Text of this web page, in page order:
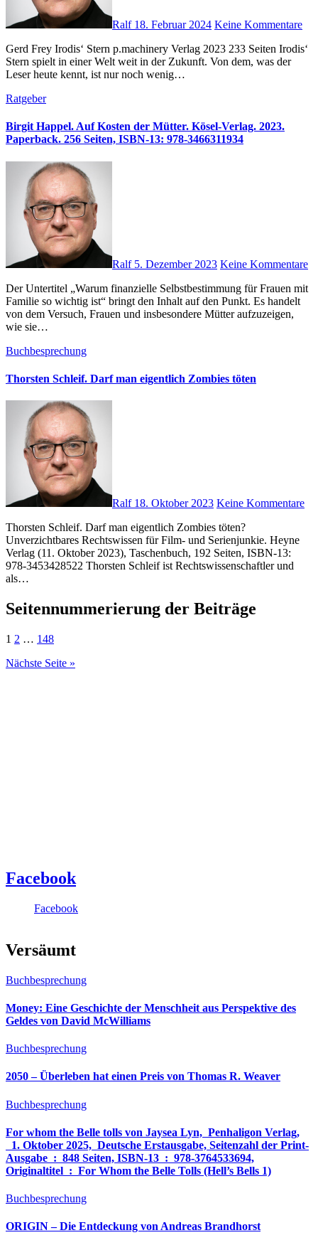
Ralf 18. Februar 2024 Keine Kommentare
Gerd Frey Irodis‘ Stern p.machinery Verlag 2023 233 Seiten Irodis‘
Stern spielt in einer Welt weit in der Zukunft. Von dem, was der
Leser heute kennt, ist nur noch wenig…
Ratgeber
Birgit Happel. Auf Kosten der Mütter. Kösel-Verlag. 2023.
Paperback. 256 Seiten, ISBN-13‏: ‎978-3466311934
Ralf 5. Dezember 2023 Keine Kommentare
Der Untertitel „Warum finanzielle Selbstbestimmung für Frauen mit
Familie so wichtig ist“ bringt den Inhalt auf den Punkt. Es handelt
von dem Versuch, Frauen und insbesondere Mütter aufzuzeigen,
wie sie…
Buchbesprechung
Thorsten Schleif. Darf man eigentlich Zombies töten
Ralf 18. Oktober 2023 Keine Kommentare
Thorsten Schleif. Darf man eigentlich Zombies töten?
Unverzichtbares Rechtswissen für Film- und Serienjunkie. Heyne
Verlag (11. Oktober 2023), Taschenbuch, 192 Seiten, ISBN-13‏: ‎
978-3453428522 Thorsten Schleif ist Rechtswissenschaftler und
als…
Seitennummerierung der Beiträge
1 2 … 148
Nächste Seite »
Facebook
Facebook
Versäumt
Buchbesprechung
Money: Eine Geschichte der Menschheit aus Perspektive des
Geldes von David McWilliams
Buchbesprechung
2050 – Überleben hat einen Preis von Thomas R. Weaver
Buchbesprechung
For whom the Belle tolls von Jaysea Lyn, ‎ Penhaligon Verlag,
‎ 1. Oktober 2025, ‎ Deutsche Erstausgabe, Seitenzahl der Print-
Ausgabe ‏ : ‎ 848 Seiten, ISBN-13 ‏ : ‎ 978-3764533694,
Originaltitel ‏ : ‎ For Whom the Belle Tolls (Hell’s Bells 1)
Buchbesprechung
ORIGIN – Die Entdeckung von Andreas Brandhorst